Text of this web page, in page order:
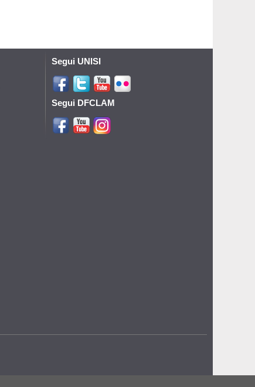
Segui UNISI
Segui DFCLAM